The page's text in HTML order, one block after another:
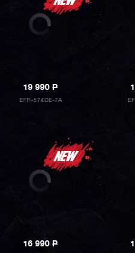
19 990P
EFR-574DE-7A
16 990P